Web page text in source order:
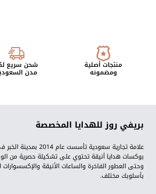
منتجات أصلية
ومضمونه
شحن سريع
مدن
بريفي روز للهدايا المخصصة
علامة تجارية سعودية تأسست
بوكسات هدايا أنيقة تحتوي على تشكيلة حصرية من
وحتى العطور الفاخرة والساعات الأنيقة
بأسلوبك مختلف.